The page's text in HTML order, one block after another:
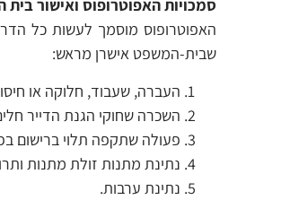
סמכויות האפוטרופוס ואישור
האפוטרופוס מוסמך לעשות כל
שבית-המשפט אישרן מראש:
העברה, שעבוד, חלוקה או
השכרה שחוקי הגנת הדייר
פעולה שתקפה תלוי ברישום
נתינת מתנות זולת מתנות
נתינת ערבות.